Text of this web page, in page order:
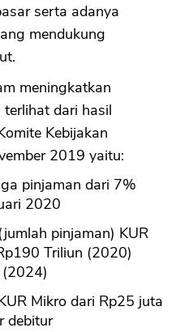
serta adanya
mendukung
meningkatkan
terlihat dari hasil
Kebijakan
2019 yaitu:
pinjaman dari 7%
2020
pinjaman) KUR
Triliun (2020)
Mikro dari Rp25 juta
debitur